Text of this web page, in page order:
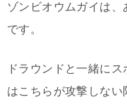
ゾンビオウムガイは
です。
ドラウンドと一緒に
はこちらが攻撃しない